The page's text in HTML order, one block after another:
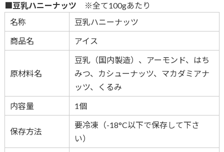
■豆乳ハニーナッツ ※全て100gあたり
名称
豆乳ハニーナッツ
商品名
アイス
原材料名
豆乳（国内製造）、アーモンド、はち
みつ、カシューナッツ、マカダミアナ
ッツ、くるみ
内容量
1個
保存方法
要冷凍（-18°C以下で保存して下さ
い）